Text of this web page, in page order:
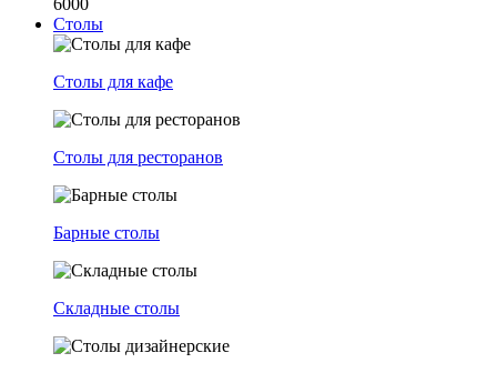
6000
Столы
Столы для кафе
Столы для ресторанов
Барные столы
Складные столы